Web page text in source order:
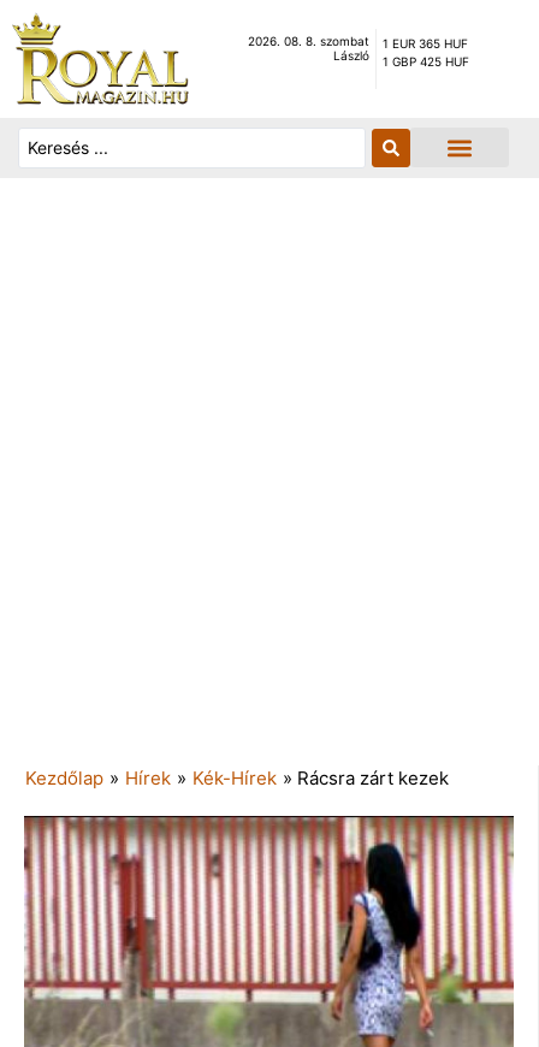
2026. 08. 8. szombat
László
1 EUR 365 HUF
1 GBP 425 HUF
Kezdőlap » Hírek » Kék-Hírek » Rácsra zárt kezek